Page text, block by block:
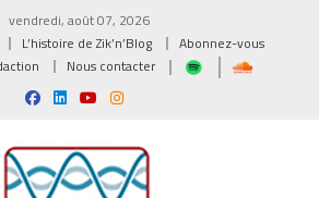
vendredi, août 07, 2026
L’histoire de Zik’n’Blog
Abonnez-vous
Nous contacter